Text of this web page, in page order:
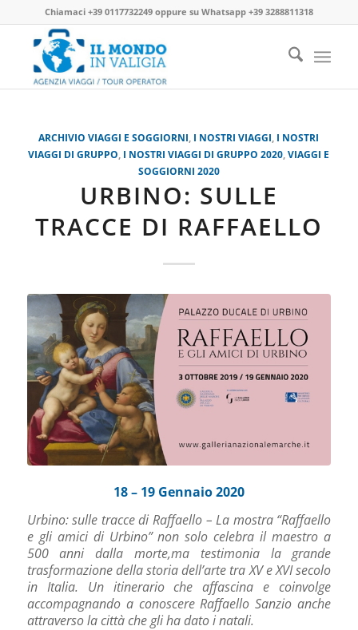
Chiamaci +39 0117732249oppure su Whatsapp +39 3288811318
ARCHIVIO VIAGGI E SOGGIORNI I NOSTRI VIAGGI I NOSTRI
VIAGGI DI GRUPPO I NOSTRI VIAGGI DI GRUPPO 2020 ,VIAGGI E
SOGGIORNI 2020
URBINO: SULLE
TRACCE DI RAFFAELLO
18 – 19 Gennaio 2020
Urbino: sulle tracce di Raffaello – La mostra “Raffaello
e gli amici di Urbino” non solo celebra il maestro a
500 anni dalla morte,ma testimonia la grande
trasformazione della storia dell’arte tra XV e XVI secolo
in Italia. Un itinerario che affascina e coinvolge
accompagnando a conoscere Raffaello Sanzio anche
attraverso la città che gli ha dato i natali.